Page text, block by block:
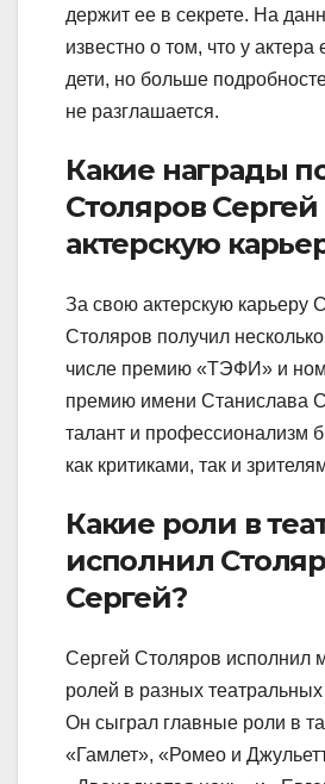
держит ее в секрете. На
известно о том, что у актера
дети, но больше
не разглашается.
Какие награды
Столяров Сергей
актерскую
За свою актерскую карьеру
Столяров получил
числе премию «ТЭФИ» и
премию имени Станислава
талант и профессионализм
как критиками, так и
Какие роли в
исполнил
Сергей?
Сергей Столяров исполнил
ролей в разных театральных
Он сыграл главные роли в
«Гамлет», «Ромео и